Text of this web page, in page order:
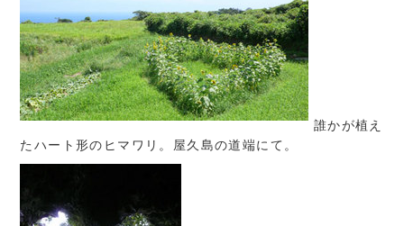
誰かが植え
たハート形のヒマワリ。屋久島の道端にて。